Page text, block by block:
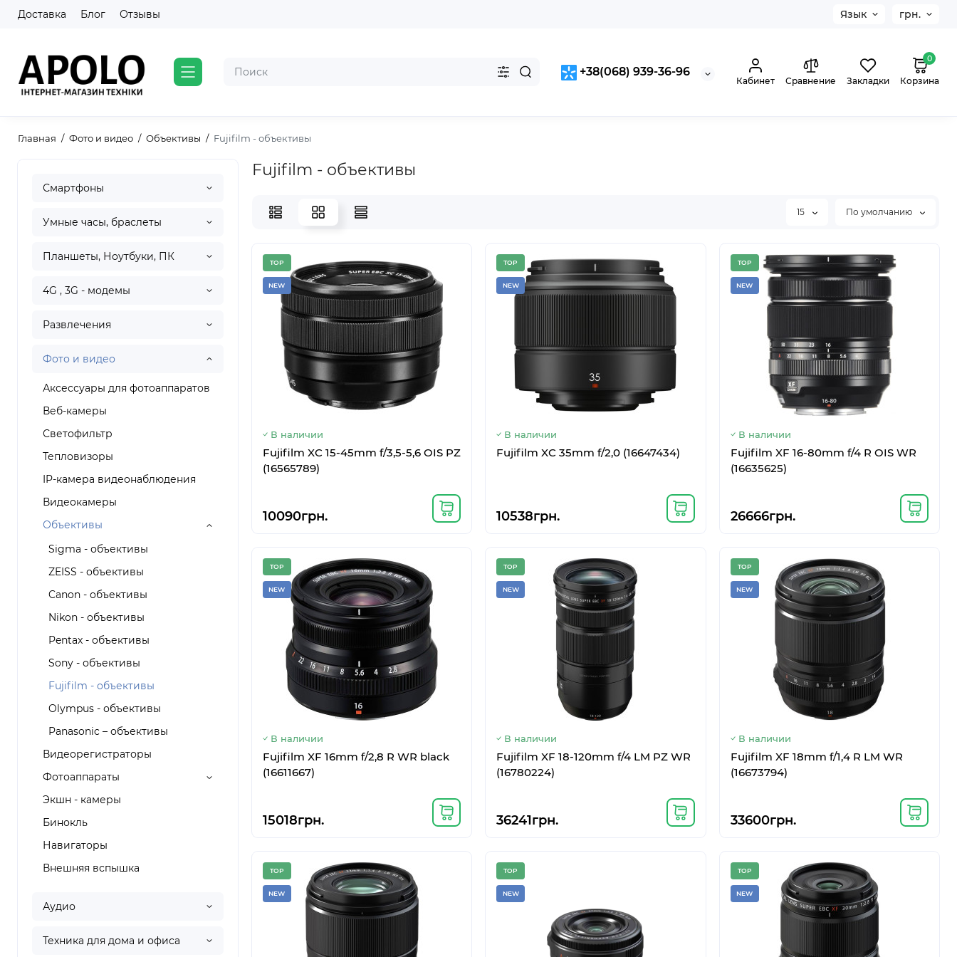
Доставка Блог Отзывы Язык грн.
+38(068) 939-36-96
Кабинет Сравнение Закладки
0
Корзина
Главная Фото и видео Объективы Fujifilm - объективы
Смартфоны
Умные часы, браслеты
Планшеты, Ноутбуки, ПК
4G , 3G - модемы
Развлечения
Фото и видео
Аксессуары для фотоаппаратов
Веб-камеры
Светофильтр
Тепловизоры
IP-камера видеонаблюдения
Видеокамеры
Объективы
Sigma - объективы
ZEISS - объективы
Canon - объективы
Nikon - объективы
Pentax - объективы
Sony - объективы
Fujifilm - объективы
Olympus - объективы
Panasonic – объективы
Видеорегистраторы
Фотоаппараты
Экшн - камеры
Бинокль
Навигаторы
Внешняя вспышка
Аудио
Техника для дома и офиса
Fujifilm - объективы
15 По умолчанию
TOP
NEW
В наличии
Fujifilm XC 15-45mm f/3,5-5,6 OIS PZ
(16565789)
10090грн.
TOP
NEW
В наличии
Fujifilm XC 35mm f/2,0 (16647434)
10538грн.
TOP
NEW
В наличии
Fujifilm XF 16-80mm f/4 R OIS WR
(16635625)
26666грн.
TOP
NEW
В наличии
Fujifilm XF 16mm f/2,8 R WR black
(16611667)
15018грн.
TOP
NEW
В наличии
Fujifilm XF 18-120mm f/4 LM PZ WR
(16780224)
36241грн.
TOP
NEW
В наличии
Fujifilm XF 18mm f/1,4 R LM WR
(16673794)
33600грн.
TOP
NEW
TOP
NEW
TOP
NEW